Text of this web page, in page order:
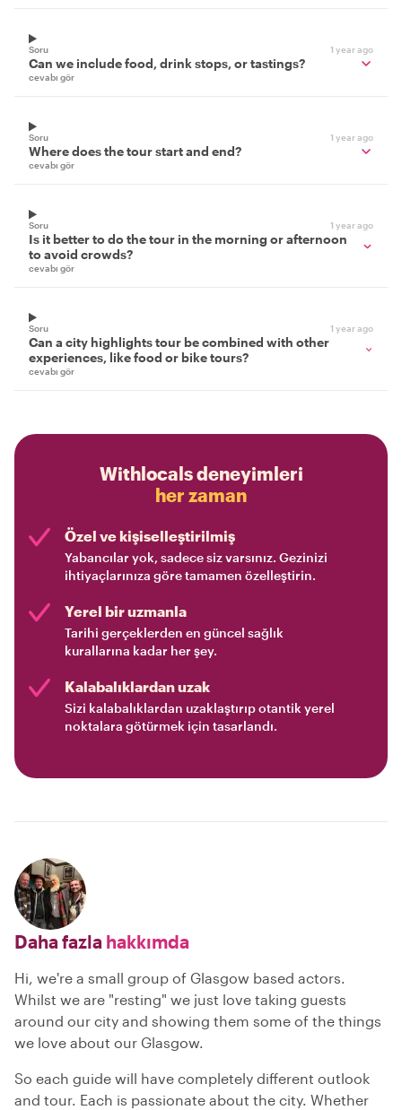
Soru 1 year ago
Can we include food, drink stops, or tastings?
cevabı gör
Soru 1 year ago
Where does the tour start and end?
cevabı gör
Soru 1 year ago
Is it better to do the tour in the morning or afternoon
to avoid crowds?
cevabı gör
Soru 1 year ago
Can a city highlights tour be combined with other
experiences, like food or bike tours?
cevabı gör
Withlocals deneyimleri
her zaman
Özel ve kişiselleştirilmiş
Yabancılar yok, sadece siz varsınız. Gezinizi
ihtiyaçlarınıza göre tamamen özelleştirin.
Yerel bir uzmanla
Tarihi gerçeklerden en güncel sağlık
kurallarına kadar her şey.
Kalabalıklardan uzak
Sizi kalabalıklardan uzaklaştırıp otantik yerel
noktalara götürmek için tasarlandı.
Daha fazla hakkımda
Hi, we're a small group of Glasgow based actors.
Whilst we are "resting" we just love taking guests
around our city and showing them some of the things
we love about our Glasgow.
So each guide will have completely different outlook
and tour. Each is passionate about the city. Whether